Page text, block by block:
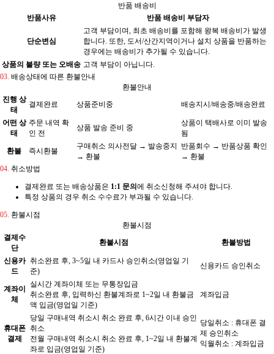
반품 배송비
반품사유
반품 배송비 부담자
단순변심
고객 부담이며, 최초 배송비를 포함해 왕복 배송비가 발생
합니다. 또한, 도서/산간지역이거나 설치 상품을 반품하는
경우에는 배송비가 추가될 수 있습니다.
상품의 불량 또는 오배송 고객 부담이 아닙니다.
03. 배송상태에 따른 환불안내
환불안내
진행 상
태
결제완료 상품준비중 배송지시/배송중/배송완료
어떤 상
태
주문 내역 확
인 전
상품 발송 준비 중
상품이 택배사로 이미 발송
됨
환불 즉시환불
구매취소 의사전달 → 발송중지
→ 환불
반품회수 → 반품상품 확인
→ 환불
04. 취소방법
결제완료 또는 배송상품은 1:1 문의에 취소신청해 주셔야 합니다.
특정 상품의 경우 취소 수수료가 부과될 수 있습니다.
05. 환불시점
환불시점
결제수
단
환불시점 환불방법
신용카
드
취소완료 후, 3~5일 내 카드사 승인취소(영업일 기
준)
신용카드 승인취소
계좌이
체
실시간 계좌이체 또는 무통장입금
취소완료 후, 입력하신 환불계좌로 1~2일 내 환불금
액 입금(영업일 기준)
계좌입금
휴대폰
결제
당일 구매내역 취소시 취소 완료 후, 6시간 이내 승인
취소
전월 구매내역 취소시 취소 완료 후, 1~2일 내 환불계
좌로 입금(영업일 기준)
당일취소 : 휴대폰 결
제 승인취소
익월취소 : 계좌입금